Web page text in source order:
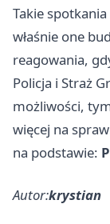
Takie
właśnie one
reagowania,
Policja i Straż
możliwości,
więcej na
na podstawie:
Autor:krystian